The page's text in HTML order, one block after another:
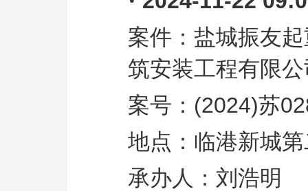
案件：盐城振友
筑安装工程有限
案号： (2024)苏
地点：临港新城
承办人：刘浩明